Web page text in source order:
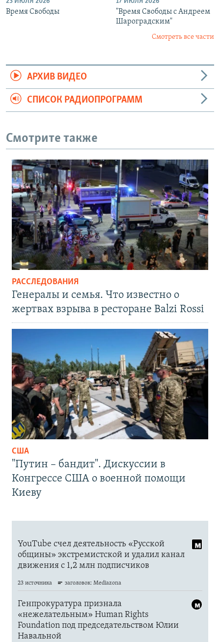
Время Свободы
"Время Свободы с Андреем
Шароградским"
Смотреть все части
АРХИВ ВИДЕО
СПИСОК РАДИОПРОГРАММ
Смотрите также
РАССЛЕДОВАНИЯ
Генералы и семья. Что известно о
жертвах взрыва в ресторане Balzi Rossi
США
"Путин – бандит". Дискуссии в
Конгрессе США о военной помощи
Киеву